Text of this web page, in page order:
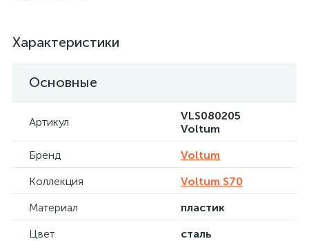
Характеристики
Основные
Артикул
VLS080205
Voltum
Бренд
Voltum
Коллекция
Voltum S70
Материал
пластик
Цвет
сталь